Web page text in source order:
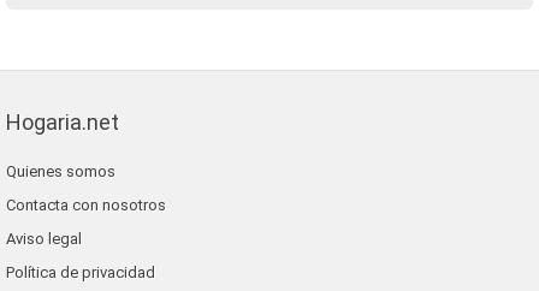
Hogaria.net
Quienes somos
Contacta con nosotros
Aviso legal
Política de privacidad